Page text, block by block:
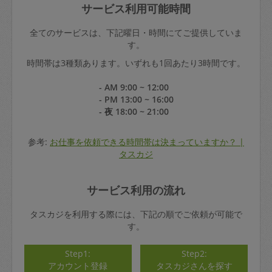
サービス利用可能時間
全てのサービスは、下記曜日・時間にてご提供していま
す。
時間帯は3種類あります。いずれも1回あたり3時間です。
- AM 9:00 ~ 12:00
- PM 13:00 ~ 16:00
- 夜 18:00 ~ 21:00
参考: お仕事を依頼できる時間帯は決まっていますか？ |
タスカジ
サービス利用の流れ
タスカジを利用する際には、下記の順でご依頼が可能で
す。
Step1:
アカウント登録
Step2:
タスカジさんを探す